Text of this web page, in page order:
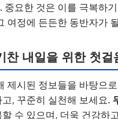
중요한 것은 이를 극복하
여정에 든든한 동반자가
찬 내일을 위한 첫걸
제시된 정보들을 바탕으
, 꾸준히 실천해 보세요.
할 수 있으며, 더욱 건강하